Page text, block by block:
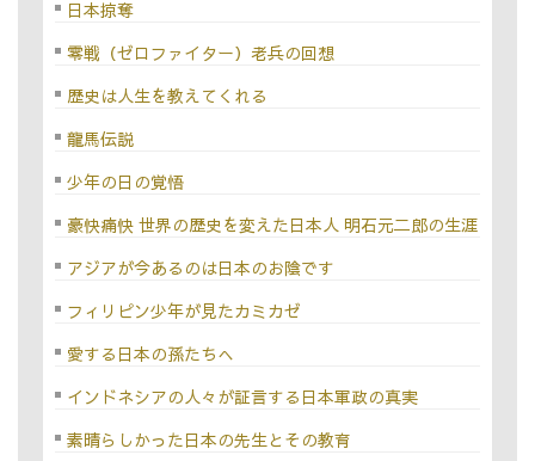
日本掠奪
零戦（ゼロファイター）老兵の回想
歴史は人生を教えてくれる
龍馬伝説
少年の日の覚悟
豪快痛快 世界の歴史を変えた日本人 明石元二郎の生涯
アジアが今あるのは日本のお陰です
フィリピン少年が見たカミカゼ
愛する日本の孫たちへ
インドネシアの人々が証言する日本軍政の真実
素晴らしかった日本の先生とその教育